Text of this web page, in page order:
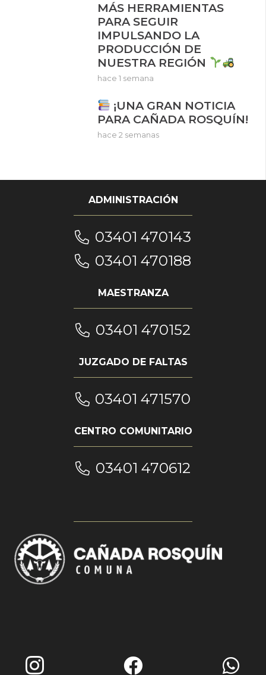
MÁS HERRAMIENTAS
PARA SEGUIR
IMPULSANDO LA
PRODUCCIÓN DE
NUESTRA REGIÓN
hace 1 semana
¡UNA GRAN NOTICIA
PARA CAÑADA ROSQUÍN!
hace 2 semanas
ADMINISTRACIÓN
03401 470143
03401 470188
MAESTRANZA
03401 470152
JUZGADO DE FALTAS
03401 471570
CENTRO COMUNITARIO
03401 470612